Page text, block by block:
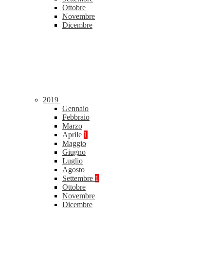
Ottobre
Novembre
Dicembre
2019
Gennaio
Febbraio
Marzo
Aprile 1
Maggio
Giugno
Luglio
Agosto
Settembre 1
Ottobre
Novembre
Dicembre